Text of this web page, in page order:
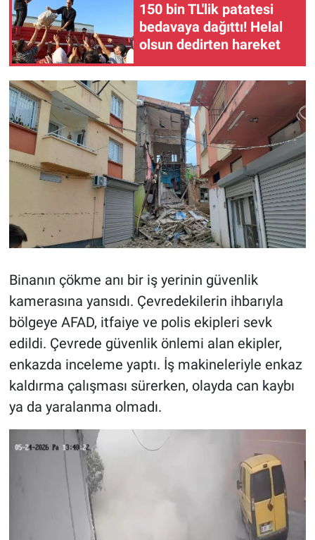
150 bin TL'lik patatesi
bedavaya dağıttı! Helal
olsun dedirten hareket
Binanın çökme anı bir iş yerinin güvenlik
kamerasına yansıdı. Çevredekilerin ihbarıyla
bölgeye AFAD, itfaiye ve polis ekipleri sevk
edildi. Çevrede güvenlik önlemi alan ekipler,
enkazda inceleme yaptı. İş makineleriyle enkaz
kaldırma çalışması sürerken, olayda can kaybı
ya da yaralanma olmadı.